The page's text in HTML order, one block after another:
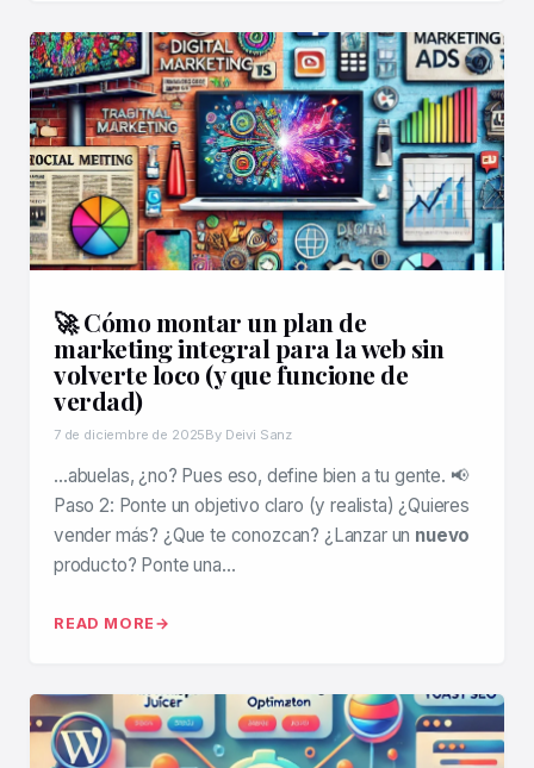
🚀 Cómo montar un plan de
marketing integral para la web sin
volverte loco (y que funcione de
verdad)
7 de diciembre de 2025By Deivi Sanz
…abuelas, ¿no? Pues eso, define bien a tu gente. 📢
Paso 2: Ponte un objetivo claro (y realista) ¿Quieres
vender más? ¿Que te conozcan? ¿Lanzar un nuevo
producto? Ponte una…
READ MORE